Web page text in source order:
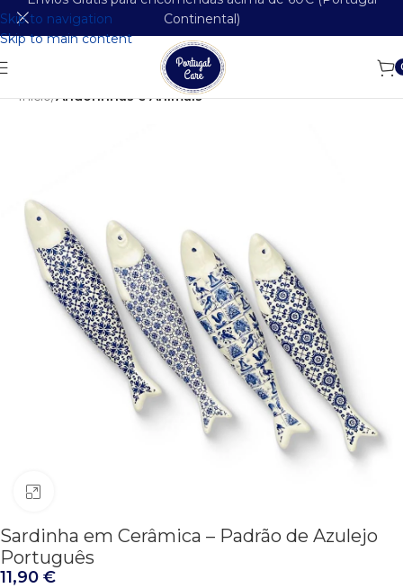
Skip to navigation
Skip to main content
Continental)
Início Andorinhas e Animais
Sardinha em Cerâmica – Padrão de Azulejo
Português
11,90 €